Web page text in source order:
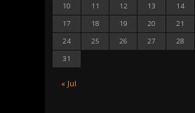
« Jul
10
11 12 13 14
17
18 19 20 21
24
25 26 27 28
31